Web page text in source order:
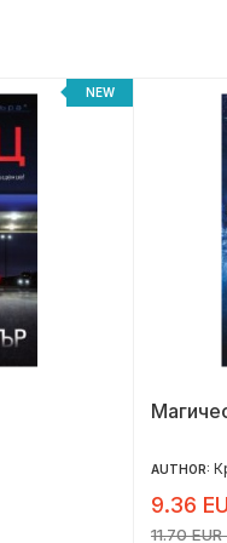
NEW
AUTHOR:
9.36
11.70